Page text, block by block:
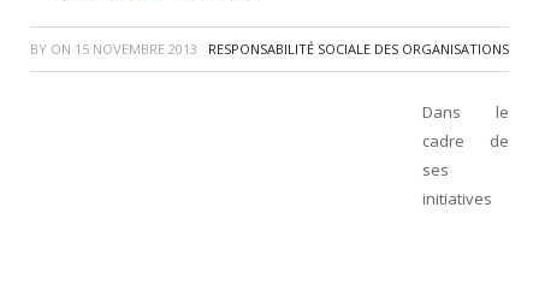
BY ON 15 NOVEMBRE 2013 RESPONSABILITÉ SOCIALE DES ORGANISATIONS
Dans le
cadre de
ses
initiatives